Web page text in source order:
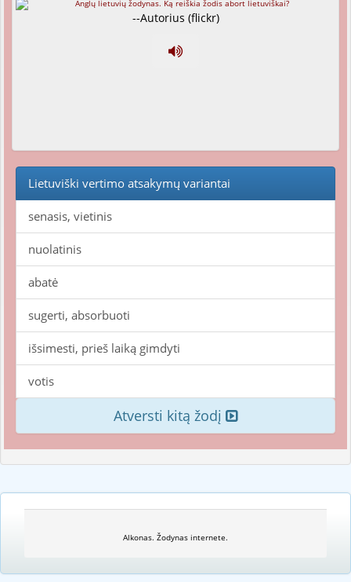
--Autorius (flickr)
Lietuviški vertimo atsakymų variantai
senasis, vietinis
nuolatinis
abatė
sugerti, absorbuoti
išsimesti, prieš laiką gimdyti
votis
Atversti kitą žodį
Alkonas. Žodynas internete.